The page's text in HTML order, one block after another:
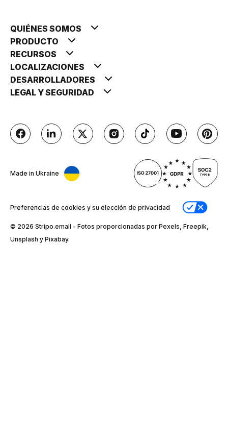
QUIÉNES SOMOS
PRODUCTO
RECURSOS
LOCALIZACIONES
DESARROLLADORES
LEGAL Y SEGURIDAD
Made in Ukraine
Preferencias de cookies y su elección de privacidad
© 2026 Stripо.email - Fotos proporcionadas por Pexels, Freepik,
Unsplash y Pixabay.